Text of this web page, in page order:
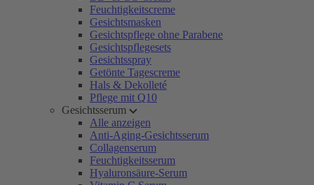
Feuchtigkeitscreme
Gesichtsmasken
Gesichtspflege ohne Parabene
Gesichtspflegesets
Gesichtsspray
Getönte Tagescreme
Hals & Dekolleté
Pflege mit Q10
Gesichtsserum
Alle anzeigen
Anti-Aging-Gesichtsserum
Collagenserum
Feuchtigkeitsserum
Hyaluronsäure-Serum